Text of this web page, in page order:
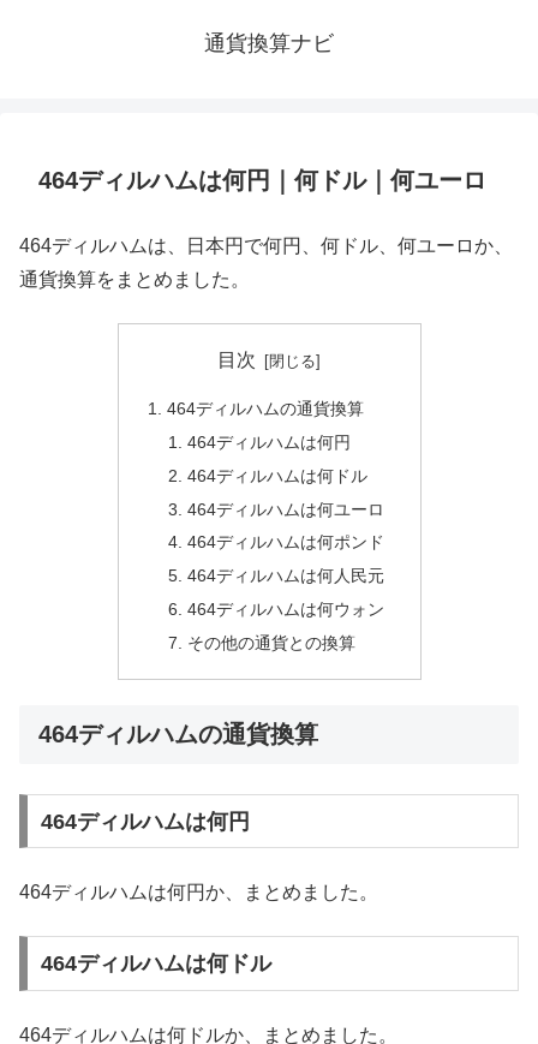
通貨換算ナビ
464ディルハムは何円｜何ドル｜何ユーロ
464ディルハムは、日本円で何円、何ドル、何ユーロか、
通貨換算をまとめました。
目次
464ディルハムの通貨換算
464ディルハムは何円
464ディルハムは何ドル
464ディルハムは何ユーロ
464ディルハムは何ポンド
464ディルハムは何人民元
464ディルハムは何ウォン
その他の通貨との換算
464ディルハムの通貨換算
464ディルハムは何円
464ディルハムは何円か、まとめました。
464ディルハムは何ドル
464ディルハムは何ドルか、まとめました。